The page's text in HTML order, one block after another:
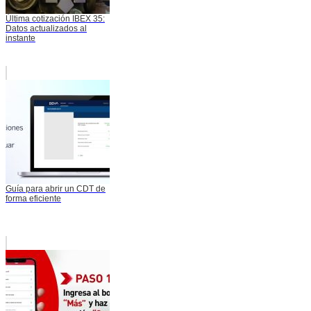
Última cotización IBEX 35:
Datos actualizados al
instante
Guía para abrir un CDT de
forma eficiente